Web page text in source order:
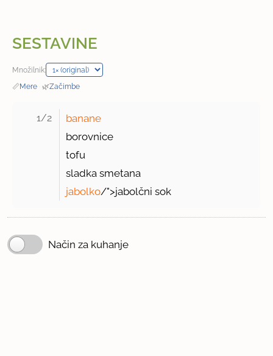
SESTAVINE
Množilnik:
📏Mere · 🌿Začimbe
1/2
banane
borovnice
tofu
sladka smetana
jabolko/">jabolčni sok
Način za kuhanje